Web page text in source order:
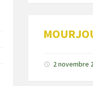
2 novembre